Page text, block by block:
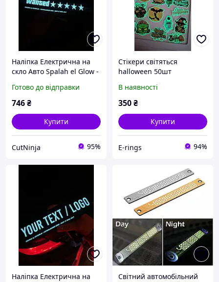
Наліпка Електрична на
скло Авто Spalah el Glow -
режимів горіння з
анімацією!
Готово до відправки
746₴
Купити
CutNinja 95%
Стікери світяться
halloween 50шт
В наявності
350₴
Купити
E-rings 94%
Наліпка Електрична на
Світний автомобільний